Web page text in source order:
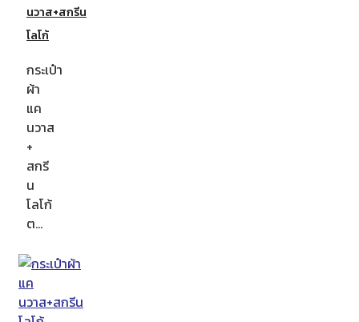
นวาส+สกรีน
โลโก้
กระเป๋า
ผ้า
แค
นวาส
+
สกรี
น
โลโก้
ต…